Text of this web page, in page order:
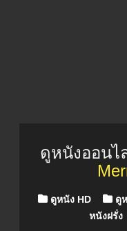
ดูหนังออนไ
Posted in
ดูหนัง HD ดูห
หนังฝรั่ง